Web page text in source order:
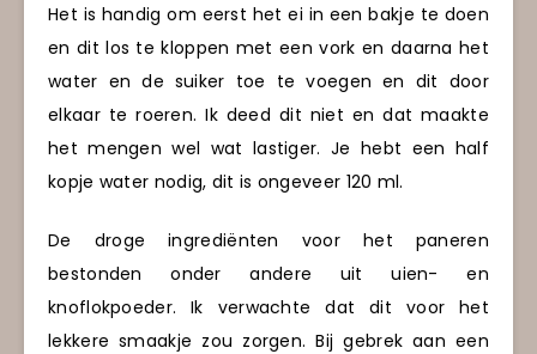
Het is handig om eerst het ei in een bakje te doen
en dit los te kloppen met een vork en daarna het
water en de suiker toe te voegen en dit door
elkaar te roeren. Ik deed dit niet en dat maakte
het mengen wel wat lastiger. Je hebt een half
kopje water nodig, dit is ongeveer 120 ml.
De droge ingrediënten voor het paneren
bestonden onder andere uit uien- en
knoflokpoeder. Ik verwachte dat dit voor het
lekkere smaakje zou zorgen. Bij gebrek aan een